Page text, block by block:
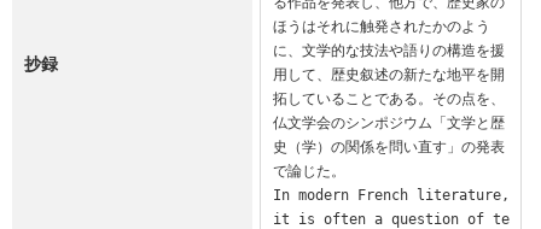
抄録
ほうはそれに触発されたかのよう
に、文学的な技法や語りの構造を援
用して、歴史叙述の新たな地平を開
拓していることである。その点を、
仏文学会のシンポジウム「文学と歴
史（学）の関係を問い直す」の発表
で論じた。
In modern French literature,
it is often a question of te